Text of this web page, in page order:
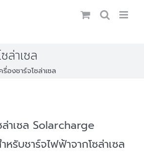
ล่าเซล
รื่องชาร์จโซล่าเซล
ล่าเซล Solarcharge
รับชาร์จไฟฟ้าจากโซล่าเซล